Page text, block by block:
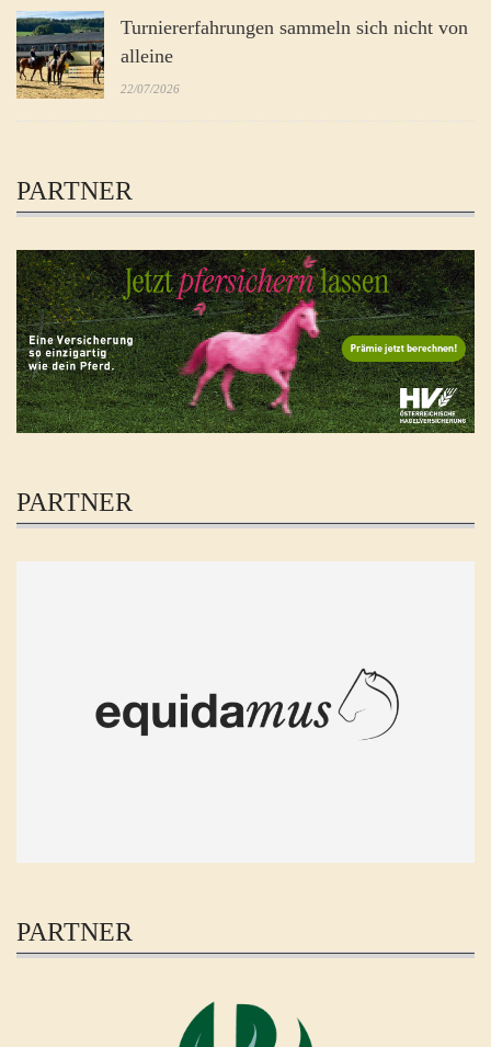
Turniererfahrungen sammeln sich nicht von
alleine
22/07/2026
PARTNER
PARTNER
PARTNER